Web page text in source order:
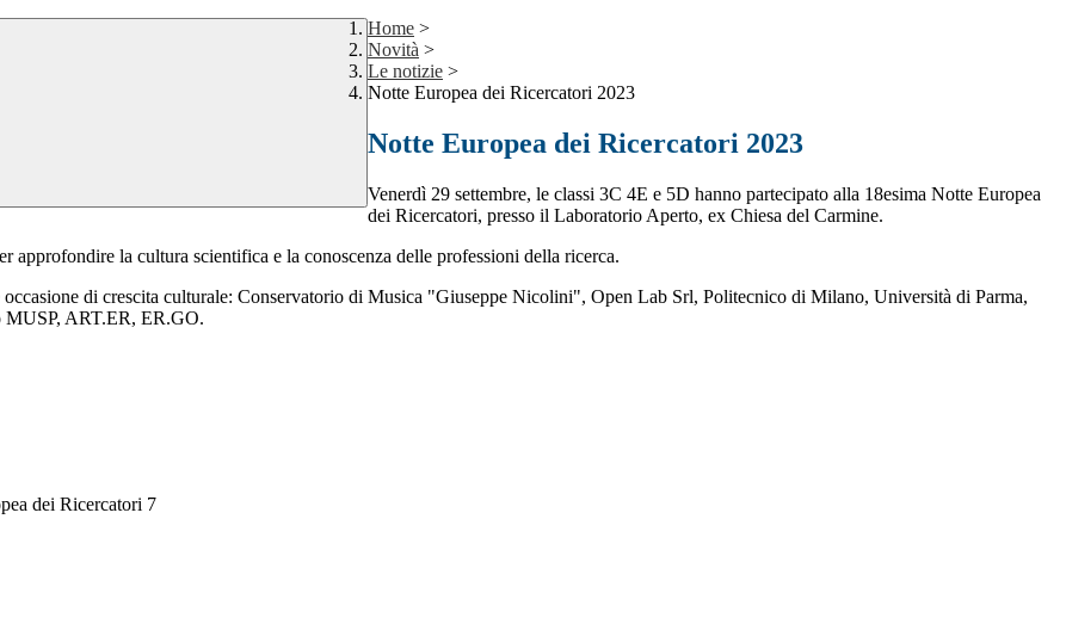
Home >
Novità >
Le notizie >
Notte Europea dei Ricercatori 2023
Notte Europea dei Ricercatori 2023
Venerdì 29 settembre, le classi 3C 4E e 5D hanno partecipato alla 18esima Notte Europea
dei Ricercatori, presso il Laboratorio Aperto, ex Chiesa del Carmine.
la cultura scientifica e la conoscenza delle professioni della ricerca.
di crescita culturale: Conservatorio di Musica "Giuseppe Nicolini", Open Lab Srl, Politecnico di Milano, Università di Parma,
MUSP, ART.ER, ER.GO.